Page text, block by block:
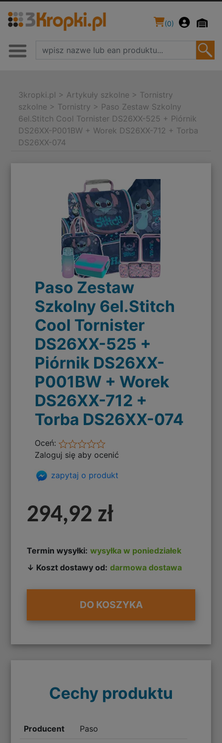
(0)
3kropki.pl > Artykuły szkolne > Tornistry
szkolne > Tornistry > Paso Zestaw Szkolny
6el.Stitch Cool Tornister DS26XX-525 + Piórnik
DS26XX-P001BW + Worek DS26XX-712 + Torba
DS26XX-074
Paso Zestaw
Szkolny 6el.Stitch
Cool Tornister
DS26XX-525 +
Piórnik DS26XX-
P001BW + Worek
DS26XX-712 +
Torba DS26XX-074
Oceń:
Zaloguj się aby ocenić
zapytaj o produkt
294,92 zł
Termin wysyłki: wysyłka w poniedziałek
↓ Koszt dostawy od: darmowa dostawa
DO KOSZYKA
Cechy produktu
Producent Paso